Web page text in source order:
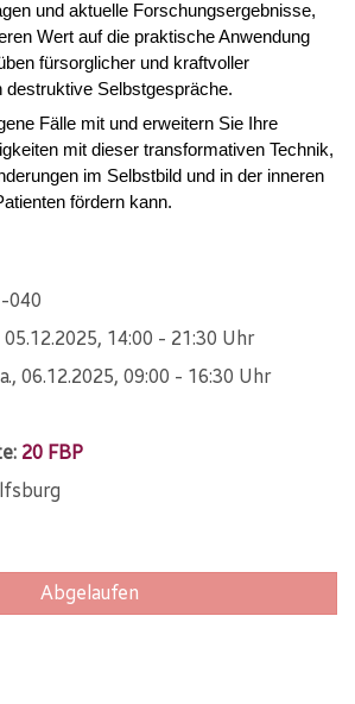
und aktuelle Forschungsergebnisse,
Wert auf die praktische Anwendung
fürsorglicher und kraftvoller
destruktive Selbstgespräche.
Fälle mit und erweitern Sie Ihre
mit dieser transformativen Technik,
im Selbstbild und in der inneren
fördern kann.
040
05.12.2025, 14:00 - 21:30 Uhr
, 06.12.2025, 09:00 - 16:30 Uhr
20 FBP
Abgelaufen